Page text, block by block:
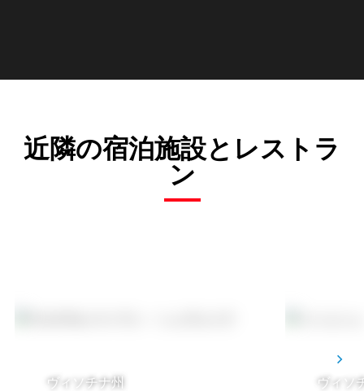
近隣の宿泊施設とレストラ
ン
ヴィソチナ州 ヴィソ